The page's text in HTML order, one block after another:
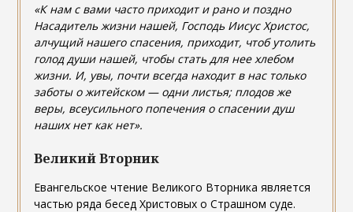
«К нам с вами часто приходит и рано и поздно
Насадитель жизни нашей, Господь Иисус Христос,
алчущий нашего спасения, приходит, чтоб утолить
голод души нашей, чтобы стать для нее хлебом
жизни. И, увы, почти всегда находит в нас только
заботы о житейском — одни листья; плодов же
веры, всеусильного попечения о спасении душ
наших нет как нет».
Великий Вторник
Евангельское чтение Великого Вторника является
частью ряда бесед Христовых о Страшном суде.